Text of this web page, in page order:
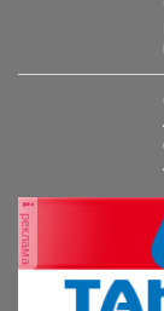
реклама